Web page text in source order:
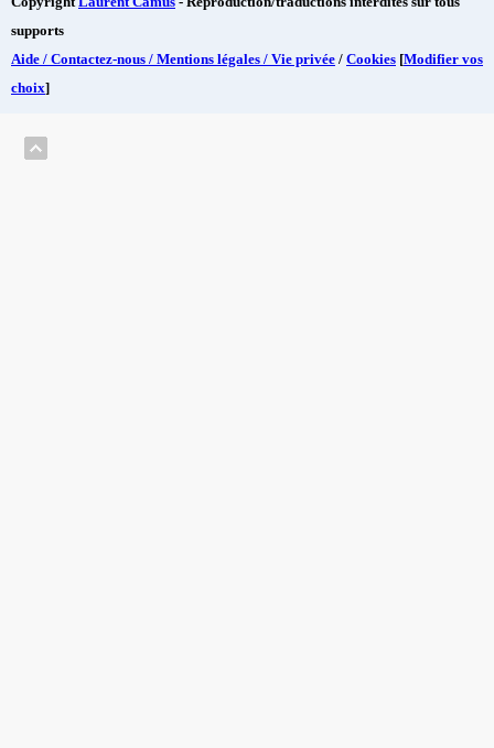
supports
Aide / Contactez-nous / Mentions légales / Vie privée / Cookies [Modifier vos
choix]